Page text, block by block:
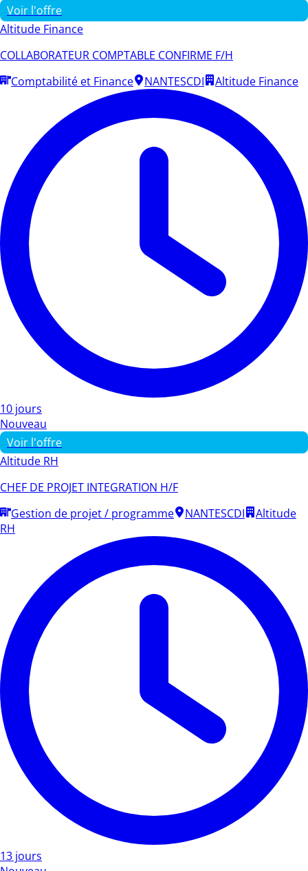
Voir l'offre
Altitude Finance
COLLABORATEUR COMPTABLE CONFIRME F/H
Comptabilité et Finance
NANTESCDI Altitude Finance
10 jours
Nouveau
Voir l'offre
Altitude RH
CHEF DE PROJET INTEGRATION H/F
Gestion de projet / programme
NANTESCDI
Altitude
RH
13 jours